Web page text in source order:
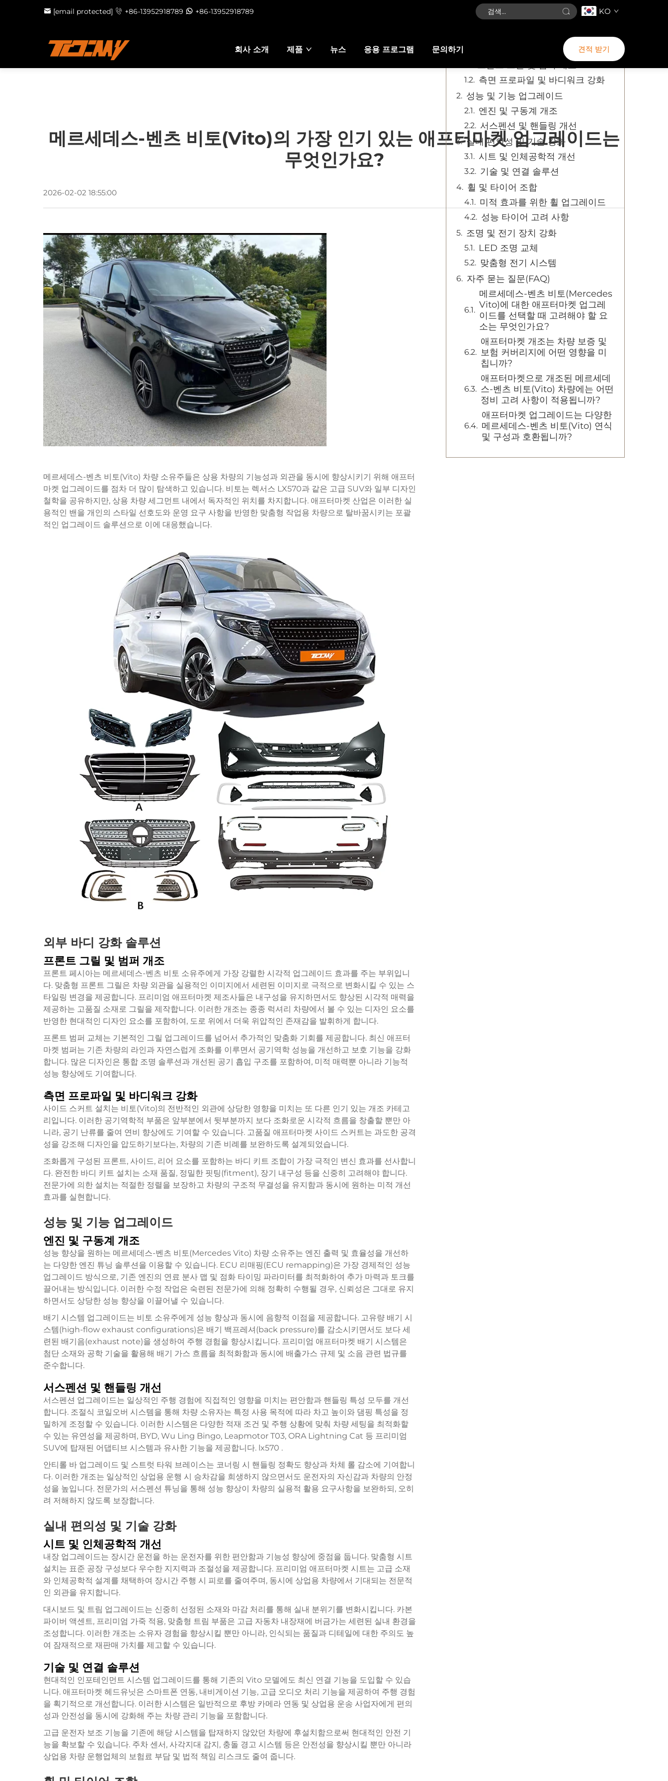
[email protected] +86-13952918789 +86-13952918789 KO
회사 소개 제품 뉴스 응용 프로그램 문의하기 견적 받기
메르세데스-벤츠 비토(Vito)의 가장 인기 있는 애프터마켓 업그레이드는
무엇인가요?
2026-02-02 18:55:00
메르세데스-벤츠 비토(Vito) 차량 소유주들은 상용 차량의 기능성과 외관을 동시에 향상시키기 위해 애프터
마켓 업그레이드를 점차 더 많이 탐색하고 있습니다. 비토는 렉서스 LX570과 같은 고급 SUV와 일부 디자인
철학을 공유하지만, 상용 차량 세그먼트 내에서 독자적인 위치를 차지합니다. 애프터마켓 산업은 이러한 실
용적인 밴을 개인의 스타일 선호도와 운영 요구 사항을 반영한 맞춤형 작업용 차량으로 탈바꿈시키는 포괄
적인 업그레이드 솔루션으로 이에 대응했습니다.
외부 바디 강화 솔루션
프론트 그릴 및 범퍼 개조
프론트 페시아는 메르세데스-벤츠 비토 소유주에게 가장 강렬한 시각적 업그레이드 효과를 주는 부위입니
다. 맞춤형 프론트 그릴은 차량 외관을 실용적인 이미지에서 세련된 이미지로 극적으로 변화시킬 수 있는 스
타일링 변경을 제공합니다. 프리미엄 애프터마켓 제조사들은 내구성을 유지하면서도 향상된 시각적 매력을
제공하는 고품질 소재로 그릴을 제작합니다. 이러한 개조는 종종 럭셔리 차량에서 볼 수 있는 디자인 요소를
반영한 현대적인 디자인 요소를 포함하여, 도로 위에서 더욱 위압적인 존재감을 발휘하게 합니다.
프론트 범퍼 교체는 기본적인 그릴 업그레이드를 넘어서 추가적인 맞춤화 기회를 제공합니다. 최신 애프터
마켓 범퍼는 기존 차량의 라인과 자연스럽게 조화를 이루면서 공기역학 성능을 개선하고 보호 기능을 강화
합니다. 많은 디자인은 통합 조명 솔루션과 개선된 공기 흡입 구조를 포함하여, 미적 매력뿐 아니라 기능적
성능 향상에도 기여합니다.
측면 프로파일 및 바디워크 강화
사이드 스커트 설치는 비토(Vito)의 전반적인 외관에 상당한 영향을 미치는 또 다른 인기 있는 개조 카테고
리입니다. 이러한 공기역학적 부품은 앞부분에서 뒷부분까지 보다 조화로운 시각적 흐름을 창출할 뿐만 아
니라, 공기 난류를 줄여 연비 향상에도 기여할 수 있습니다. 고품질 애프터마켓 사이드 스커트는 과도한 공격
성을 강조해 디자인을 압도하기보다는, 차량의 기존 비례를 보완하도록 설계되었습니다.
조화롭게 구성된 프론트, 사이드, 리어 요소를 포함하는 바디 키트 조합이 가장 극적인 변신 효과를 선사합니
다. 완전한 바디 키트 설치는 소재 품질, 정밀한 핏팅(fitment), 장기 내구성 등을 신중히 고려해야 합니다.
전문가에 의한 설치는 적절한 정렬을 보장하고 차량의 구조적 무결성을 유지함과 동시에 원하는 미적 개선
효과를 실현합니다.
성능 및 기능 업그레이드
엔진 및 구동계 개조
성능 향상을 원하는 메르세데스-벤츠 비토(Mercedes Vito) 차량 소유주는 엔진 출력 및 효율성을 개선하
는 다양한 엔진 튜닝 솔루션을 이용할 수 있습니다. ECU 리매핑(ECU remapping)은 가장 경제적인 성능
업그레이드 방식으로, 기존 엔진의 연료 분사 맵 및 점화 타이밍 파라미터를 최적화하여 추가 마력과 토크를
끌어내는 방식입니다. 이러한 수정 작업은 숙련된 전문가에 의해 정확히 수행될 경우, 신뢰성은 그대로 유지
하면서도 상당한 성능 향상을 이끌어낼 수 있습니다.
배기 시스템 업그레이드는 비토 소유주에게 성능 향상과 동시에 음향적 이점을 제공합니다. 고유량 배기 시
스템(high-flow exhaust configurations)은 배기 백프레셔(back pressure)를 감소시키면서도 보다 세
련된 배기음(exhaust note)을 생성하여 주행 경험을 향상시킵니다. 프리미엄 애프터마켓 배기 시스템은
첨단 소재와 공학 기술을 활용해 배기 가스 흐름을 최적화함과 동시에 배출가스 규제 및 소음 관련 법규를
준수합니다.
서스펜션 및 핸들링 개선
서스펜션 업그레이드는 일상적인 주행 경험에 직접적인 영향을 미치는 편안함과 핸들링 특성 모두를 개선
합니다. 조절식 코일오버 시스템을 통해 차량 소유자는 특정 사용 목적에 따라 차고 높이와 댐핑 특성을 정
밀하게 조정할 수 있습니다. 이러한 시스템은 다양한 적재 조건 및 주행 상황에 맞춰 차량 세팅을 최적화할
수 있는 유연성을 제공하며, BYD, Wu Ling Bingo, Leapmotor T03, ORA Lightning Cat 등 프리미엄
SUV에 탑재된 어댑티브 시스템과 유사한 기능을 제공합니다. lx570 .
안티롤 바 업그레이드 및 스트럿 타워 브레이스는 코너링 시 핸들링 정확도 향상과 차체 롤 감소에 기여합니
다. 이러한 개조는 일상적인 상업용 운행 시 승차감을 희생하지 않으면서도 운전자의 자신감과 차량의 안정
성을 높입니다. 전문가의 서스펜션 튜닝을 통해 성능 향상이 차량의 실용적 활용 요구사항을 보완하되, 오히
려 저해하지 않도록 보장합니다.
실내 편의성 및 기술 강화
시트 및 인체공학적 개선
내장 업그레이드는 장시간 운전을 하는 운전자를 위한 편안함과 기능성 향상에 중점을 둡니다. 맞춤형 시트
설치는 표준 공장 구성보다 우수한 지지력과 조절성을 제공합니다. 프리미엄 애프터마켓 시트는 고급 소재
와 인체공학적 설계를 채택하여 장시간 주행 시 피로를 줄여주며, 동시에 상업용 차량에서 기대되는 전문적
인 외관을 유지합니다.
대시보드 및 트림 업그레이드는 신중히 선정된 소재와 마감 처리를 통해 실내 분위기를 변화시킵니다. 카본
파이버 액센트, 프리미엄 가죽 적용, 맞춤형 트림 부품은 고급 자동차 내장재에 버금가는 세련된 실내 환경을
조성합니다. 이러한 개조는 소유자 경험을 향상시킬 뿐만 아니라, 인식되는 품질과 디테일에 대한 주의도 높
여 잠재적으로 재판매 가치를 제고할 수 있습니다.
기술 및 연결 솔루션
현대적인 인포테인먼트 시스템 업그레이드를 통해 기존의 Vito 모델에도 최신 연결 기능을 도입할 수 있습
니다. 애프터마켓 헤드유닛은 스마트폰 연동, 내비게이션 기능, 고급 오디오 처리 기능을 제공하여 주행 경험
을 획기적으로 개선합니다. 이러한 시스템은 일반적으로 후방 카메라 연동 및 상업용 운송 사업자에게 편의
성과 안전성을 동시에 강화해 주는 차량 관리 기능을 포함합니다.
고급 운전자 보조 기능을 기존에 해당 시스템을 탑재하지 않았던 차량에 후설치함으로써 현대적인 안전 기
능을 확보할 수 있습니다. 주차 센서, 사각지대 감지, 충돌 경고 시스템 등은 안전성을 향상시킬 뿐만 아니라
상업용 차량 운행업체의 보험료 부담 및 법적 책임 리스크도 줄여 줍니다.
목차
측면 프로파일 및 바디워크 강화
성능 및 기능 업그레이드
엔진 및 구동계 개조
서스펜션 및 핸들링 개선
실내 편의성 및 기술 강화
시트 및 인체공학적 개선
기술 및 연결 솔루션
휠 및 타이어 조합
미적 효과를 위한 휠 업그레이드
성능 타이어 고려 사항
조명 및 전기 장치 강화
LED 조명 교체
맞춤형 전기 시스템
자주 묻는 질문(FAQ)
메르세데스-벤츠 비토(Mercedes
Vito)에 대한 애프터마켓 업그레
이드를 선택할 때 고려해야 할 요
소는 무엇인가요?
애프터마켓 개조는 차량 보증 및
보험 커버리지에 어떤 영향을 미
칩니까?
애프터마켓으로 개조된 메르세데
스-벤츠 비토(Vito) 차량에는 어떤
정비 고려 사항이 적용됩니까?
애프터마켓 업그레이드는 다양한
메르세데스-벤츠 비토(Vito) 연식
및 구성과 호환됩니까?